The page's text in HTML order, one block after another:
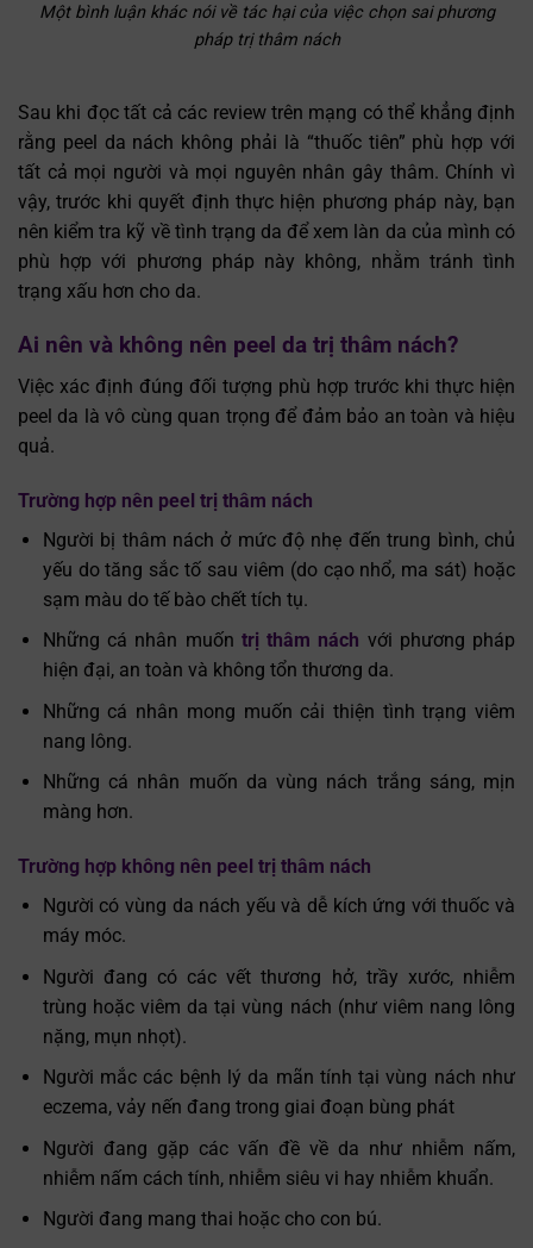
Một bình luận khác nói về tác hại của việc chọn sai phương
pháp trị thâm nách
Sau khi đọc tất cả các review trên mạng có thể khẳng định
rằng peel da nách không phải là “thuốc tiên” phù hợp với
tất cả mọi người và mọi nguyên nhân gây thâm. Chính vì
vậy, trước khi quyết định thực hiện phương pháp này, bạn
nên kiểm tra kỹ về tình trạng da để xem làn da của mình có
phù hợp với phương pháp này không, nhằm tránh tình
trạng xấu hơn cho da.
Ai nên và không nên peel da trị thâm nách?
Việc xác định đúng đối tượng phù hợp trước khi thực hiện
peel da là vô cùng quan trọng để đảm bảo an toàn và hiệu
quả.
Trường hợp nên peel trị thâm nách
Người bị thâm nách ở mức độ nhẹ đến trung bình, chủ
yếu do tăng sắc tố sau viêm (do cạo nhổ, ma sát) hoặc
sạm màu do tế bào chết tích tụ.
Những cá nhân muốn trị thâm nách với phương pháp
hiện đại, an toàn và không tổn thương da.
Những cá nhân mong muốn cải thiện tình trạng viêm
nang lông.
Những cá nhân muốn da vùng nách trắng sáng, mịn
màng hơn.
Trường hợp không nên peel trị thâm nách
Người có vùng da nách yếu và dễ kích ứng với thuốc và
máy móc.
Người đang có các vết thương hở, trầy xước, nhiễm
trùng hoặc viêm da tại vùng nách (như viêm nang lông
nặng, mụn nhọt).
Người mắc các bệnh lý da mãn tính tại vùng nách như
eczema, vảy nến đang trong giai đoạn bùng phát
Người đang gặp các vấn đề về da như nhiễm nấm,
nhiễm nấm cách tính, nhiễm siêu vi hay nhiễm khuẩn.
Người đang mang thai hoặc cho con bú.